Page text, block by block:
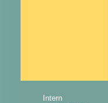
Intern